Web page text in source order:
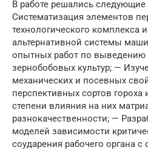
В работе решались
Систематизация элементов
технологического комплекса
альтернативной системы
опытных работ по выведению
зернобобовых культур; —
механических и посевных
перспективных сортов
степени влияния на них
разнокачественности; —
моделей зависимости
соударения рабочего органа